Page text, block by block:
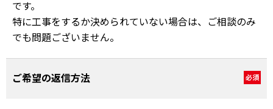
です。
特に工事をするか決められていない場合は、ご相談のみ
でも問題ございません。
ご希望の返信方法 必須